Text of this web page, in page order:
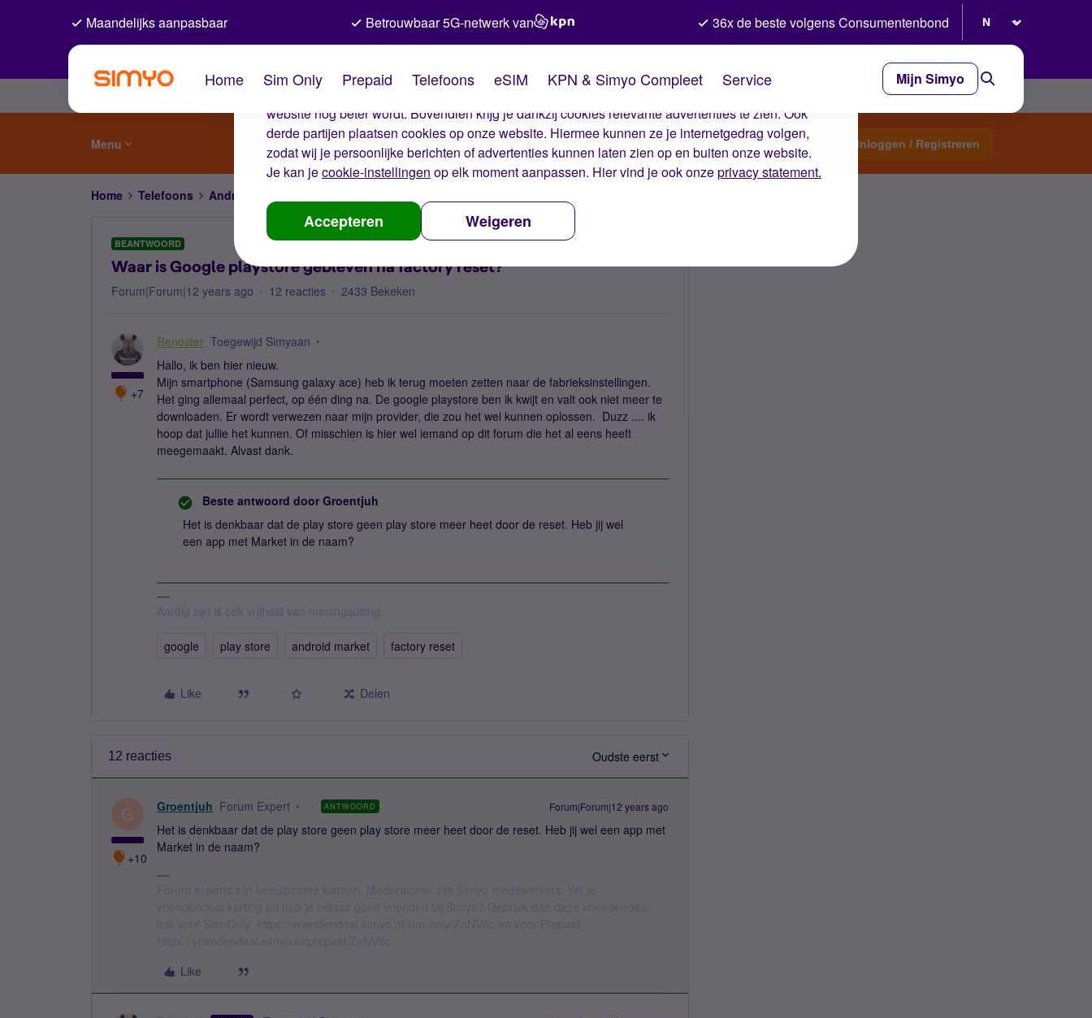
De cookies van Simyo
Wij gebruiken cookies op onze website. Met deze cookies zorgen wij ervoor dat je ervaring op de
website nog beter wordt. Bovendien krijg je dankzij cookies relevante advertenties te zien. Ook
derde partijen plaatsen cookies op onze website. Hiermee kunnen ze je internetgedrag volgen,
zodat wij je persoonlijke berichten of advertenties kunnen laten zien op en buiten onze website.
Je kan jecookie-instellingen op elk moment aanpassen. Hier vind je ook onzeprivacy statement.
Accepteren Weigeren
Maandelijks aanpasbaar Betrouwbaar 5G-netwerk van 36x de beste volgens Consumentenbond
Home Sim Only Prepaid Telefoons eSIM KPN & Simyo Compleet Service Mijn Simyo
Menu Start een topic Inloggen / Registreren
Home Telefoons Android
BEANTWOORD
Waar is Google playstore gebleven na factory reset?
Forum|Forum|12 years ago 12 reacties 2433 Bekeken
+7
Renoster Toegewijd Simyaan
Hallo, ik ben hier nieuw.
Mijn smartphone (Samsung galaxy ace) heb ik terug moeten zetten naar de fabrieksinstellingen.
Het ging allemaal perfect, op één ding na. De google playstore ben ik kwijt en valt ook niet meer te
downloaden. Er wordt verwezen naar mijn provider, die zou het wel kunnen oplossen. Duzz .... ik
hoop dat jullie het kunnen. Of misschien is hier wel iemand op dit forum die het al eens heeft
meegemaakt. Alvast dank.
Beste antwoord door Groentjuh
Het is denkbaar dat de play store geen play store meer heet door de reset. Heb jij wel
een app met Market in de naam?
Aardig zijn is ook vrijheid van meningsuiting.
google play store android market factory reset
Like Delen
12 reacties Oudste eerst
G
+10
Groentjuh Forum Expert ANTWOORD Forum|Forum|12 years ago
Het is denkbaar dat de play store geen play store meer heet door de reset. Heb jij wel een app met
Market in de naam?
Like